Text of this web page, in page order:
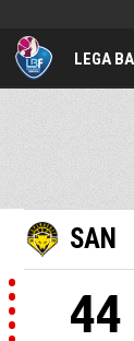
LEGA
SAN
44